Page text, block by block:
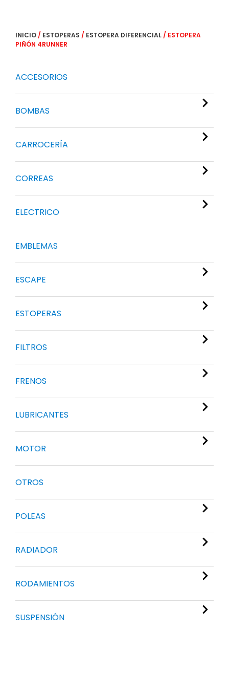
INICIO / ESTOPERAS / ESTOPERA DIFERENCIAL / ESTOPERA
PIÑÓN 4RUNNER
ACCESORIOS
BOMBAS
CARROCERÍA
CORREAS
ELECTRICO
EMBLEMAS
ESCAPE
ESTOPERAS
FILTROS
FRENOS
LUBRICANTES
MOTOR
OTROS
POLEAS
RADIADOR
RODAMIENTOS
SUSPENSIÓN